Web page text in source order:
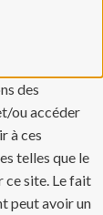
des
ou accéder
à ces
telles que le
ce site. Le fait
peut avoir un